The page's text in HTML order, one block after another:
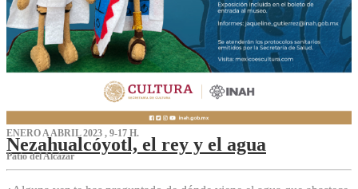
ENERO A ABRIL 2023 , 9-17 H.
Nezahualcóyotl, el rey y el agua
Patio del Alcázar